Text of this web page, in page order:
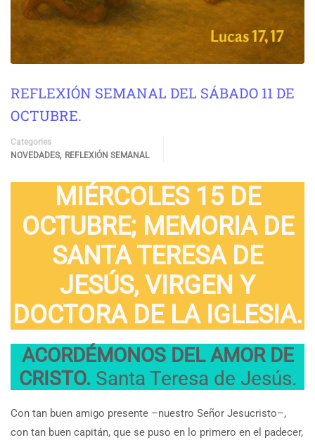
REFLEXIÓN SEMANAL DEL SÁBADO 11 DE
OCTUBRE.
Categories
NOVEDADES, REFLEXIÓN SEMANAL
MIÉRCOLES 15 DE
OCTUBRE; MEMORIA DE
SANTA TERESA DE
JESÚS, VIRGEN Y
DOCTORA DE LA IGLESIA.
ACORDÉMONOS DEL AMOR DE
CRISTO. Santa Teresa de Jesús.
Con tan buen amigo presente –nuestro Señor Jesucristo–,
con tan buen capitán, que se puso en lo primero en el padecer,